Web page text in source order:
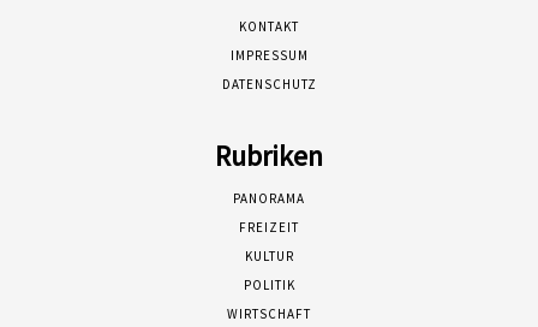
KONTAKT
IMPRESSUM
DATENSCHUTZ
Rubriken
PANORAMA
FREIZEIT
KULTUR
POLITIK
WIRTSCHAFT